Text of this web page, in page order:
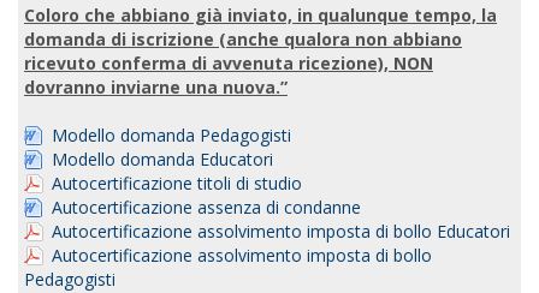
Coloro che abbiano già inviato, in qualunque tempo, la
domanda di iscrizione (anche qualora non abbiano
ricevuto conferma di avvenuta ricezione), NON
dovranno inviarne una nuova.”
Modello domanda Pedagogisti
Modello domanda Educatori
Autocertificazione titoli di studio
Autocertificazione assenza di condanne
Autocertificazione assolvimento imposta di bollo Educatori
Autocertificazione assolvimento imposta di bollo
Pedagogisti